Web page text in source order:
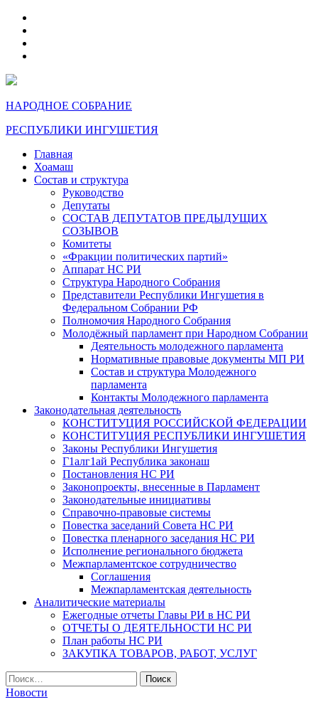
НАРОДНОЕ СОБРАНИЕ
РЕСПУБЛИКИ ИНГУШЕТИЯ
Главная
Хоамаш
Состав и структура
Руководство
Депутаты
СОСТАВ ДЕПУТАТОВ ПРЕДЫДУЩИХ
СОЗЫВОВ
Комитеты
«Фракции политических партий»
Аппарат НС РИ
Структура Народного Собрания
Представители Республики Ингушетия в
Федеральном Собрании РФ
Полномочия Народного Собрания
Молодёжный парламент при Народном Собрании
Деятельность молодежного парламента
Нормативные правовые документы МП РИ
Состав и структура Молодежного
парламента
Контакты Молодежного парламента
Законодательная деятельность
КОНСТИТУЦИЯ РОССИЙСКОЙ ФЕДЕРАЦИИ
КОНСТИТУЦИЯ РЕСПУБЛИКИ ИНГУШЕТИЯ
Законы Республики Ингушетия
Г1алг1ай Республика законаш
Постановления НС РИ
Законопроекты, внесенные в Парламент
Законодательные инициативы
Справочно-правовые системы
Повестка заседаний Совета НС РИ
Повестка пленарного заседания НС РИ
Исполнение регионального бюджета
Межпарламентское сотрудничество
Соглашения
Межпарламентская деятельность
Аналитические материалы
Ежегодные отчеты Главы РИ в НС РИ
ОТЧЕТЫ О ДЕЯТЕЛЬНОСТИ НС РИ
План работы НС РИ
ЗАКУПКА ТОВАРОВ, РАБОТ, УСЛУГ
Найти:
Новости